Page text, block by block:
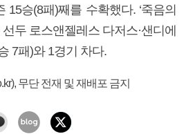
15승(8패)째를 수확했다. ‘죽음의
선두 로스앤젤레스 다저스·샌디에
7패)와 1경기 차다.
무단 전재 및 재배포 금지